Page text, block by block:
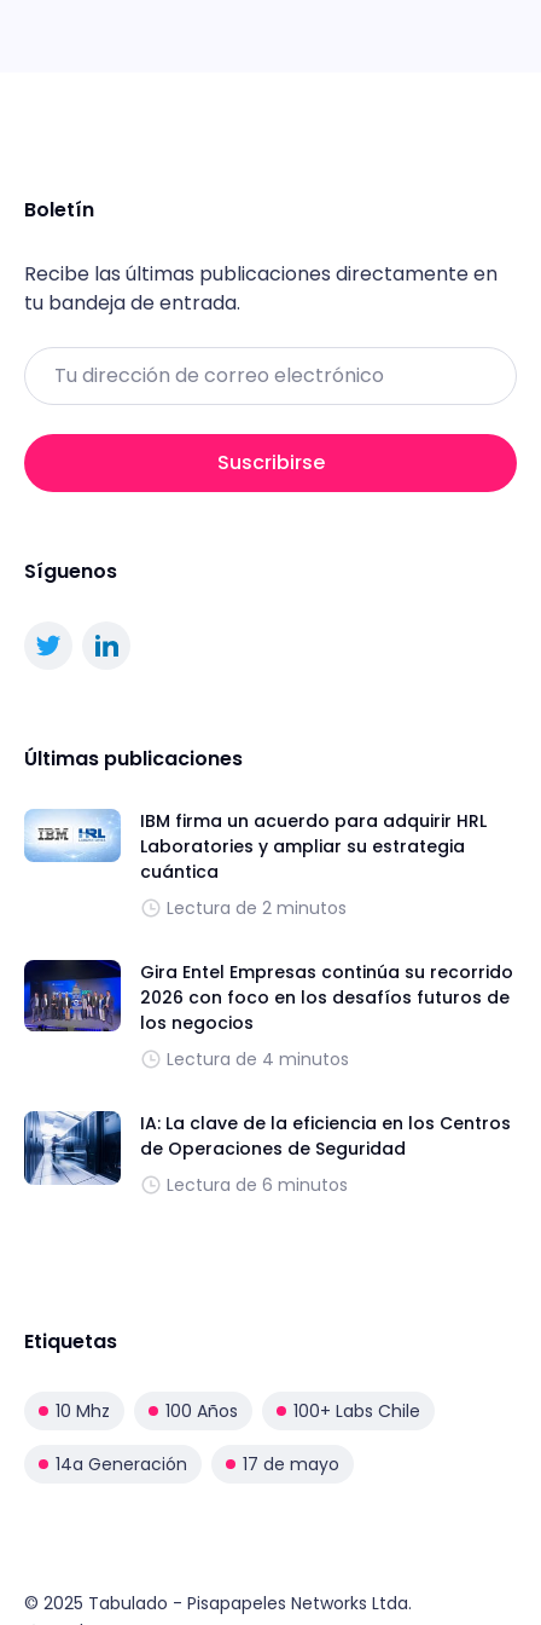
Boletín
Recibe las últimas publicaciones directamente en
tu bandeja de entrada.
Email
Suscribirse
Síguenos
Últimas publicaciones
IBM firma un acuerdo para adquirir HRL
Laboratories y ampliar su estrategia
cuántica
Lectura de 2 minutos
Gira Entel Empresas continúa su recorrido
2026 con foco en los desafíos futuros de
los negocios
Lectura de 4 minutos
IA: La clave de la eficiencia en los Centros
de Operaciones de Seguridad
Lectura de 6 minutos
Etiquetas
10 Mhz 100 Años 100+ Labs Chile
14a Generación 17 de mayo
© 2025 Tabulado - Pisapapeles Networks Ltda.